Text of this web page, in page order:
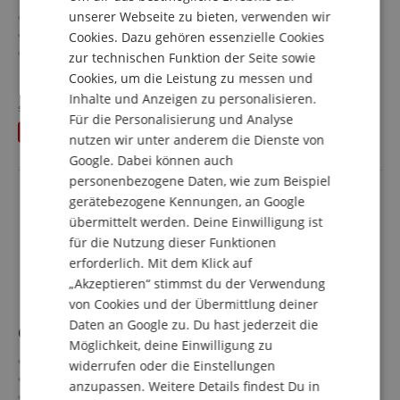
Artisan Series
Decke/Korpus: Esche / Mahagoni
Griffbrett/Hals: Panga Panga / Ahorn, Panga Panga, 5-tlg
Tonabnehmer: 2 x Fishman Fluence Bass Soapbar
Farbe & Finish: Etched Natural Black, sandgestrahlt
Inklusive Premium Softcase
mehr anzeigen
1.221,00 €
Versandkostenfrei (AT)
inkl. MwSt.
statt bisher 1.249€
Cort CM30-R
2 Kanäle - Clean & Distortion
FRENCH
SPANISH
unserer Webseite zu bieten, verwenden wir
Cookies. Dazu gehören essenzielle Cookies
zur technischen Funktion der Seite sowie
Cookies, um die Leistung zu messen und
Inhalte und Anzeigen zu personalisieren.
Für die Personalisierung und Analyse
nutzen wir unter anderem die Dienste von
Google. Dabei können auch
personenbezogene Daten, wie zum Beispiel
gerätebezogene Kennungen, an Google
übermittelt werden. Deine Einwilligung ist
für die Nutzung dieser Funktionen
erforderlich. Mit dem Klick auf
„Akzeptieren“ stimmst du der Verwendung
von Cookies und der Übermittlung deiner
Daten an Google zu. Du hast jederzeit die
Möglichkeit, deine Einwilligung zu
widerrufen oder die Einstellungen
anzupassen. Weitere Details findest Du in